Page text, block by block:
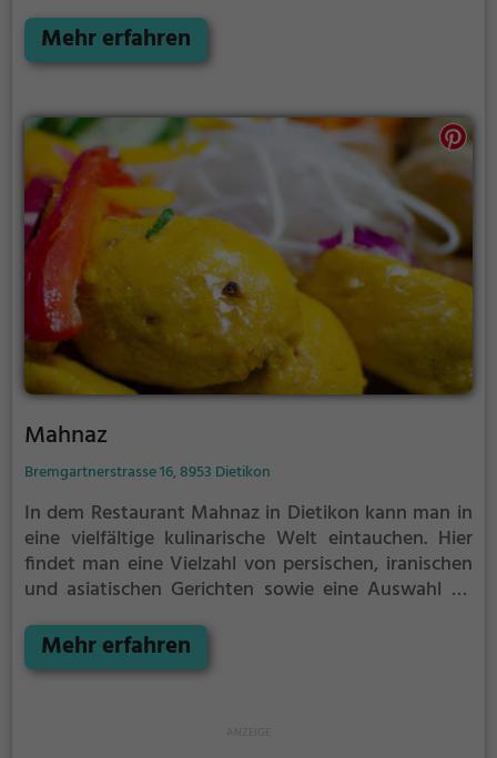
und saftigen Burgern. Doch auch Fans der
orientalischen Küche kommen auf ihre Kosten, denn
Das Spicy Pizza überzeugt nicht nur mit seinem
vielseitigen Angebot, sondern auch mit seinem
freundlichen Service und seinem einladenden
Ambiente. Ein Ort, der nicht nur zum Essen, sondern
auch zum Verweilen einlädt.
Mehr erfahren
Mahnaz
Bremgartnerstrasse 16, 8953 Dietikon
In dem Restaurant Mahnaz in Dietikon kann man in
eine vielfältige kulinarische Welt eintauchen. Hier
findet man eine Vielzahl von persischen, iranischen
und asiatischen Gerichten sowie eine Auswahl an
Ambiente lädt dazu ein, sich wohlzufühlen und das
breite Angebot an Getränken und Speisen zu
Mehr erfahren